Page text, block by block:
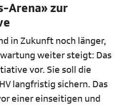
Arena» zur
in Zukunft noch länger,
weiter steigt: Das
vor. Sie soll die
langfristig sichern. Das
einer einseitigen und